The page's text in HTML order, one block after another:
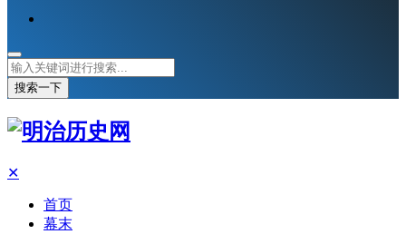
搜索一下
✕
首页
幕末